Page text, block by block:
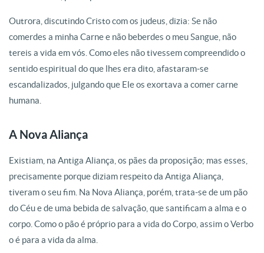
Outrora, discutindo Cristo com os judeus, dizia: Se não
comerdes a minha Carne e não beberdes o meu Sangue, não
tereis a vida em vós. Como eles não tivessem compreendido o
sentido espiritual do que lhes era dito, afastaram-se
escandalizados, julgando que Ele os exortava a comer carne
humana.
A Nova Aliança
Existiam, na Antiga Aliança, os pães da proposição; mas esses,
precisamente porque diziam respeito da Antiga Aliança,
tiveram o seu fim. Na Nova Aliança, porém, trata-se de um pão
do Céu e de uma bebida de salvação, que santificam a alma e o
corpo. Como o pão é próprio para a vida do Corpo, assim o Verbo
o é para a vida da alma.